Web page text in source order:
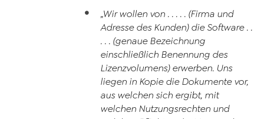
„Wir wollen von . . . . . (Firma und
Adresse des Kunden) die Software . .
. . . (genaue Bezeichnung
einschließlich Benennung des
Lizenzvolumens) erwerben. Uns
liegen in Kopie die Dokumente vor,
aus welchen sich ergibt, mit
welchen Nutzungsrechten und